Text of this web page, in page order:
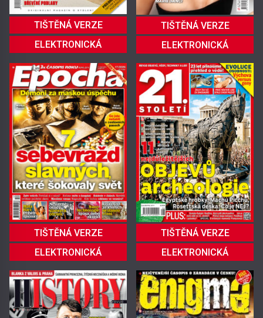
TIŠTĚNÁ VERZE
ELEKTRONICKÁ
TIŠTĚNÁ VERZE
ELEKTRONICKÁ
TIŠTĚNÁ VERZE
ELEKTRONICKÁ
TIŠTĚNÁ VERZE
ELEKTRONICKÁ